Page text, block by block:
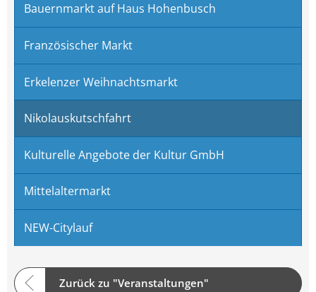
Bauernmarkt auf Haus Hohenbusch
Französischer Markt
Erkelenzer Weihnachtsmarkt
Nikolauskutschfahrt
Kulturelle Angebote der Kultur GmbH
Mittelaltermarkt
NEW-Citylauf
Zurück zu "Veranstaltungen"